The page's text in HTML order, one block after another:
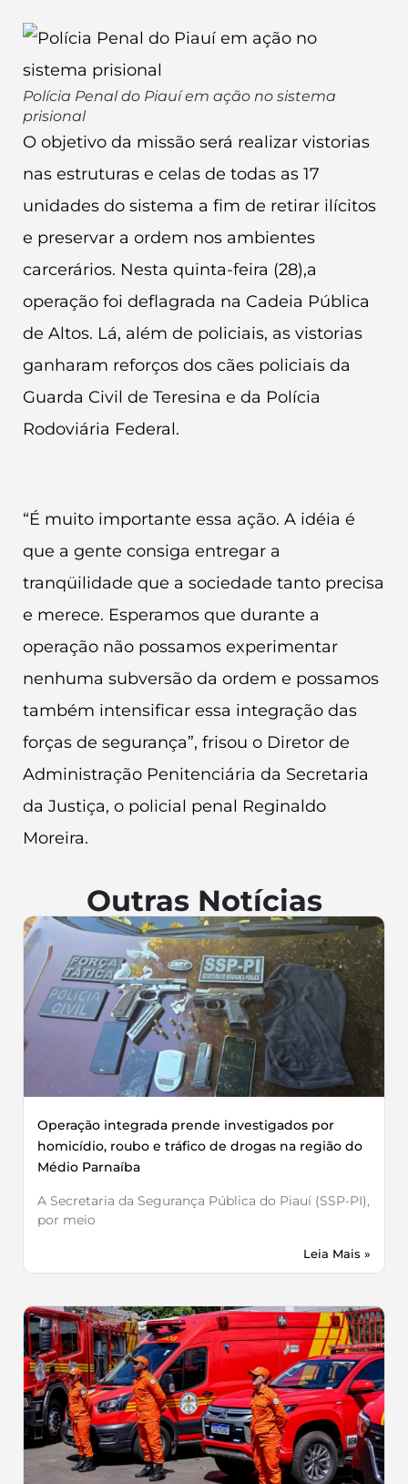
Polícia Penal do Piauí em ação no sistema
prisional
O objetivo da missão será realizar vistorias
nas estruturas e celas de todas as 17
unidades do sistema a fim de retirar ilícitos
e preservar a ordem nos ambientes
carcerários. Nesta quinta-feira (28),a
operação foi deflagrada na Cadeia Pública
de Altos. Lá, além de policiais, as vistorias
ganharam reforços dos cães policiais da
Guarda Civil de Teresina e da Polícia
Rodoviária Federal.
“É muito importante essa ação. A idéia é
que a gente consiga entregar a
tranqüilidade que a sociedade tanto precisa
e merece. Esperamos que durante a
operação não possamos experimentar
nenhuma subversão da ordem e possamos
também intensificar essa integração das
forças de segurança”, frisou o Diretor de
Administração Penitenciária da Secretaria
da Justiça, o policial penal Reginaldo
Moreira.
Outras Notícias
Operação integrada prende investigados por
homicídio, roubo e tráfico de drogas na região do
Médio Parnaíba
A Secretaria da Segurança Pública do Piauí (SSP-PI),
por meio
Leia Mais »